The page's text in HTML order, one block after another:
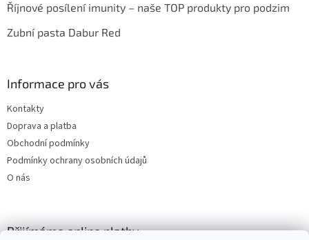
Říjnové posílení imunity – naše TOP produkty pro podzim
Zubní pasta Dabur Red
Informace pro vás
Kontakty
Doprava a platba
Obchodní podmínky
Podmínky ochrany osobních údajů
O nás
Přijímáme online platby